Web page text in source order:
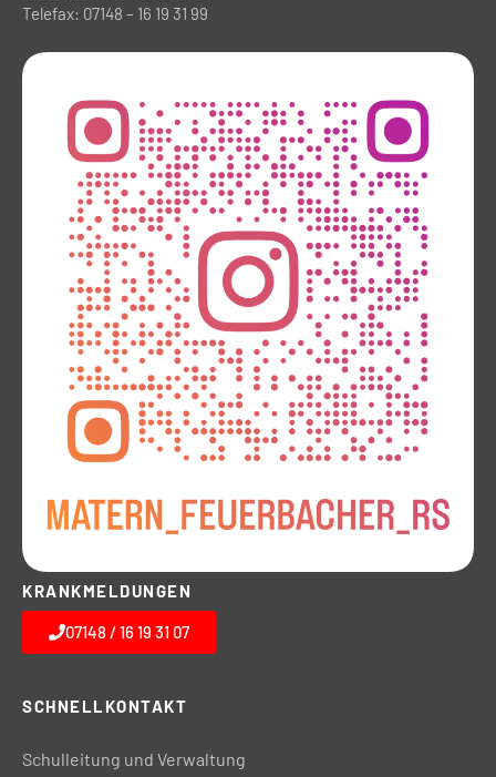
Telefax: 07148 – 16 19 31 99
KRANKMELDUNGEN
07148 / 16 19 31 07
SCHNELLKONTAKT
Schulleitung und Verwaltung